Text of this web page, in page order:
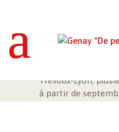
Trévoux-Lyon,
à partir de